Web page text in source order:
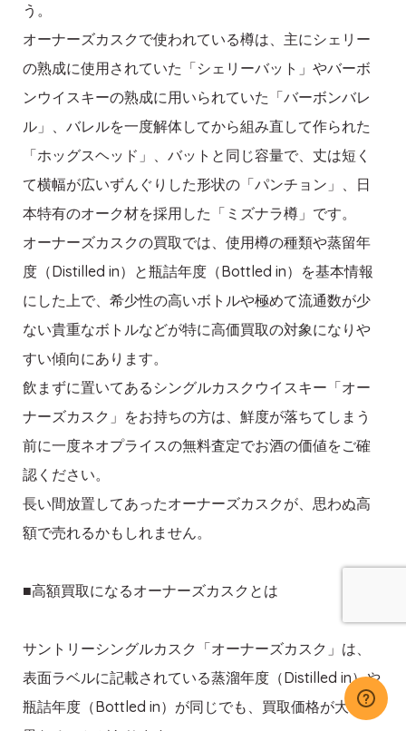
う。
オーナーズカスクで使われている樽は、主にシェリー
の熟成に使用されていた「シェリーバット」やバーボ
ンウイスキーの熟成に用いられていた「バーボンバレ
ル」、バレルを一度解体してから組み直して作られた
「ホッグスヘッド」、バットと同じ容量で、丈は短く
て横幅が広いずんぐりした形状の「パンチョン」、日
本特有のオーク材を採用した「ミズナラ樽」です。
オーナーズカスクの買取では、使用樽の種類や蒸留年
度（Distilled in）と瓶詰年度（Bottled in）を基本情報
にした上で、希少性の高いボトルや極めて流通数が少
ない貴重なボトルなどが特に高価買取の対象になりや
すい傾向にあります。
飲まずに置いてあるシングルカスクウイスキー「オー
ナーズカスク」をお持ちの方は、鮮度が落ちてしまう
前に一度ネオプライスの無料査定でお酒の価値をご確
認ください。
長い間放置してあったオーナーズカスクが、思わぬ高
額で売れるかもしれません。
■高額買取になるオーナーズカスクとは
サントリーシングルカスク「オーナーズカスク」は、
表面ラベルに記載されている蒸溜年度（Distilled in）や
瓶詰年度（Bottled in）が同じでも、買取価格が大きく